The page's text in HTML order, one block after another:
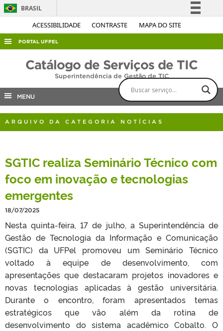
ACESSIBILIDADE CONTRASTE MAPA DO SITE
BRASIL
Simplifique!
Acesso à informação
Canais
PORTAL UFPEL
ACESSO À INFORMAÇÃO
OUVIDORIA
PORTARIAS
TELEFONES
Catálogo de Serviços de TIC
Superintendência de Gestão de TIC
MENU
ARQUIVO DA CATEGORIA NOTÍCIAS
SGTIC realiza Seminário Técnico com
foco em inovação e tecnologias
emergentes
18/07/2025
Nesta quinta-feira, 17 de julho, a Superintendência de
Gestão de Tecnologia da Informação e Comunicação
(SGTIC) da UFPel promoveu um Seminário Técnico
voltado à equipe de desenvolvimento, com
apresentações que destacaram projetos inovadores e
novas tecnologias aplicadas à gestão universitária.
Durante o encontro, foram apresentados temas
estratégicos que vão além da rotina de
desenvolvimento do sistema acadêmico Cobalto. O